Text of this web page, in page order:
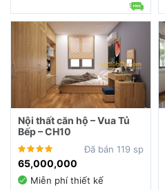
Nội thất căn hộ – Vua Tủ
Bếp – CH10
Đã bán 119 sp
65,000,000
Miễn phí thiết kế